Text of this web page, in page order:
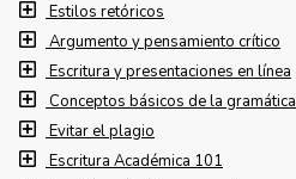
Estilos retóricos
Argumento y pensamiento crítico
Escritura y presentaciones en línea
Conceptos básicos de la gramática
Evitar el plagio
Escritura Académica 101